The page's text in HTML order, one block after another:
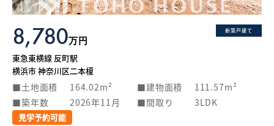
新築戸建て
8,780万円
東急東横線 反町駅
横浜市 神奈川区二本榎
土地面積 164.02m² 建物面積
111.57m²
築年数
2026年11月 間取り 3LDK
見学予約可能